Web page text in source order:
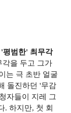
평범한' 최무각
각을 두고 그가
는 극 초반 얼굴
돌진하던 '무감
자들이 지레 그
. 하지만, 첫 회